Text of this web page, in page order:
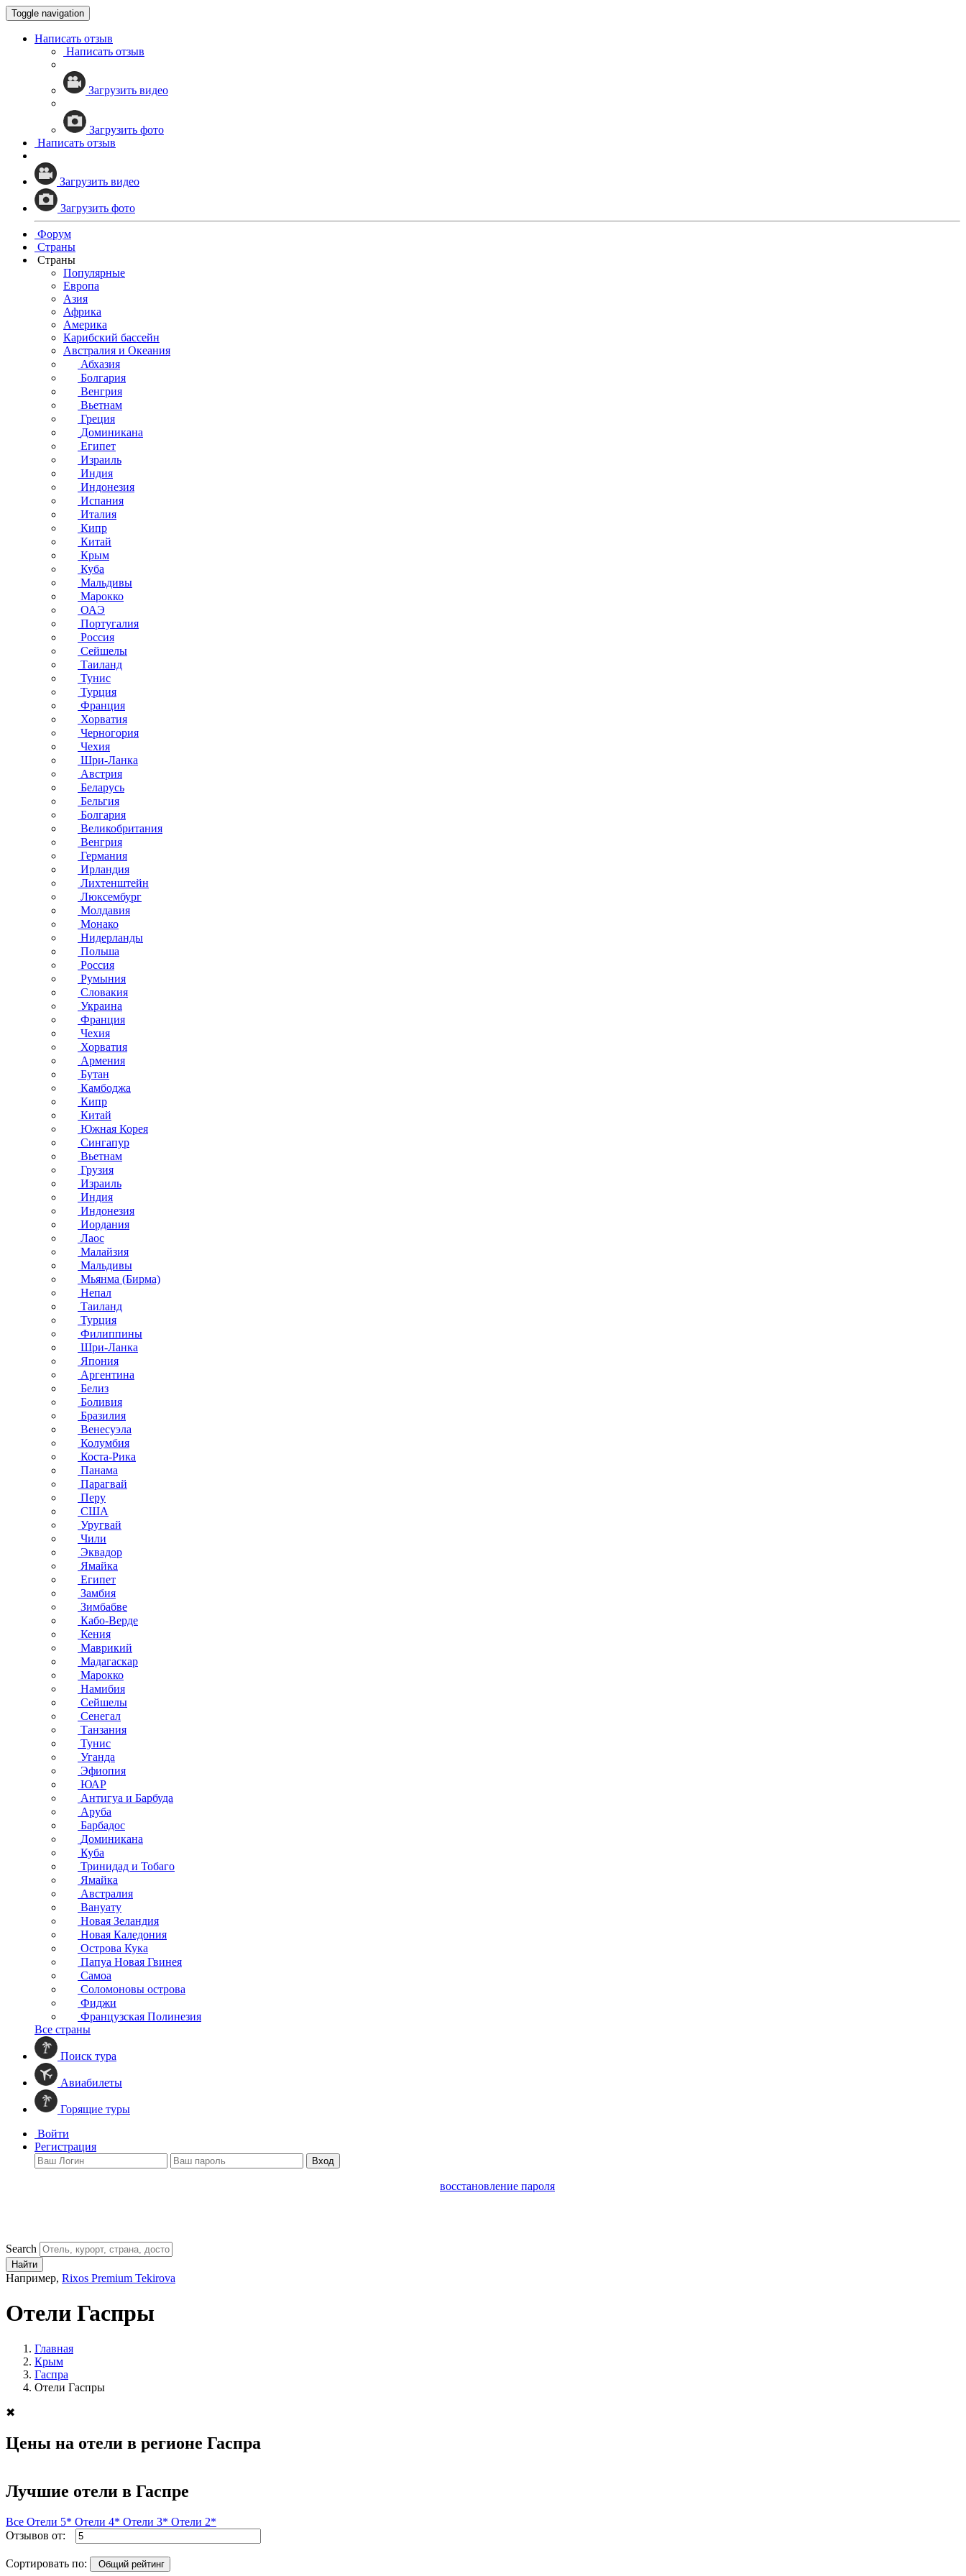
Toggle navigation
Написать отзыв
Написать отзыв
Загрузить видео
Загрузить фото
Написать отзыв
Загрузить видео
Загрузить фото
Форум
Страны
Страны
Популярные
Европа
Азия
Африка
Америка
Карибский бассейн
Австралия и Океания
Абхазия
Болгария
Венгрия
Вьетнам
Греция
Доминикана
Египет
Израиль
Индия
Индонезия
Испания
Италия
Кипр
Китай
Крым
Куба
Мальдивы
Марокко
ОАЭ
Португалия
Россия
Сейшелы
Таиланд
Тунис
Турция
Франция
Хорватия
Черногория
Чехия
Шри-Ланка
Австрия
Беларусь
Бельгия
Болгария
Великобритания
Венгрия
Германия
Ирландия
Лихтенштейн
Люксембург
Молдавия
Монако
Нидерланды
Польша
Россия
Румыния
Словакия
Украина
Франция
Чехия
Хорватия
Армения
Бутан
Камбоджа
Кипр
Китай
Южная Корея
Сингапур
Вьетнам
Грузия
Израиль
Индия
Индонезия
Иордания
Лаос
Малайзия
Мальдивы
Мьянма (Бирма)
Непал
Таиланд
Турция
Филиппины
Шри-Ланка
Япония
Аргентина
Белиз
Боливия
Бразилия
Венесуэла
Колумбия
Коста-Рика
Панама
Парагвай
Перу
США
Уругвай
Чили
Эквадор
Ямайка
Египет
Замбия
Зимбабве
Кабо-Верде
Кения
Маврикий
Мадагаскар
Марокко
Намибия
Сейшелы
Сенегал
Танзания
Тунис
Уганда
Эфиопия
ЮАР
Антигуа и Барбуда
Аруба
Барбадос
Доминикана
Куба
Тринидад и Тобаго
Ямайка
Австралия
Вануату
Новая Зеландия
Новая Каледония
Острова Кука
Папуа Новая Гвинея
Самоа
Соломоновы острова
Фиджи
Французская Полинезия
Все страны
Поиск тура
Авиабилеты
Горящие туры
Войти
Регистрация
Вход
восстановление пароля
Search
Найти
Например, Rixos Premium Tekirova
Отели Гаспры
Главная
Крым
Гаспра
Отели Гаспры
✖
Цены на отели в регионе Гаспра
Лучшие отели в Гаспре
Все Отели 5* Отели 4* Отели 3* Отели 2*
Отзывов от:
Сортировать по: Общий рейтинг